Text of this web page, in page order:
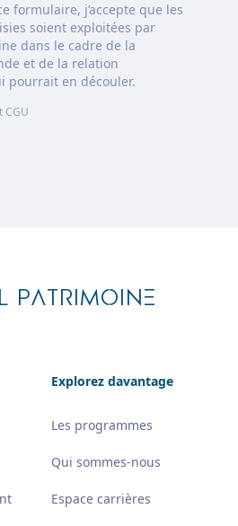
formulaire, j’accepte que les
soient exploitées par
dans le cadre de la
et de la relation
pourrait en découler.
CGU
PATRIMOINE
Explorez davantage
Les programmes
Qui sommes-nous
Espace carrières